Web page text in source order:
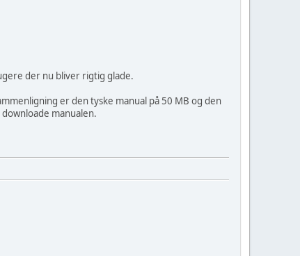
der nu bliver rigtig glade.
er den tyske manual på 50 MB og den
manualen.